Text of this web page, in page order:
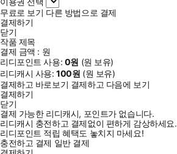
무료로 보기 다른 방법으로 결제
결제하기
닫기
작품 제목
결제 금액 : 원
리디포인트 사용: 0원 (원 보유)
리디캐시 사용:100원 (원 보유)
결제하고 바로보기 결제하고 다음에 보기
결제하기
닫기
결제 가능한 리디캐시, 포인트가 없습니다.
리디캐시 충전하고 결제없이 편하게 감상하세요.
리디포인트 적립 혜택도 놓치지 마세요!
충전하고 결제 일반 결제